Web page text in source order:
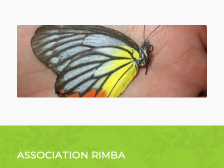
ASSOCIATION RIMBA